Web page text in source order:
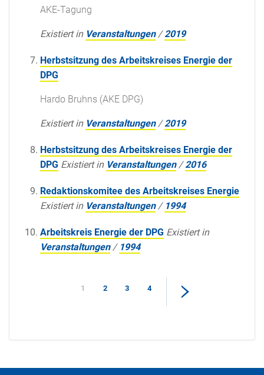
AKE-Tagung
Existiert in Veranstaltungen /2019
Herbstsitzung des Arbeitskreises Energie der
DPG
Hardo Bruhns (AKE DPG)
Existiert in Veranstaltungen /2019
Herbstsitzung des Arbeitskreises Energie der
DPG Existiert in Veranstaltungen /2016
Redaktionskomitee des Arbeitskreises Energie
Existiert in Veranstaltungen / 1994
Arbeitskreis Energie der DPG Existiert in
Veranstaltungen / 1994
1 2 3 4